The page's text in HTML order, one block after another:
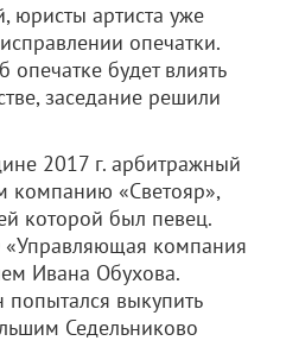
юристы артиста уже
опечатки.
опечатке будет влиять
заседание решили
2017 г. арбитражный
компанию «Светояр»,
которой был певец.
компания
Ивана Обухова.
выкупить
Седельниково